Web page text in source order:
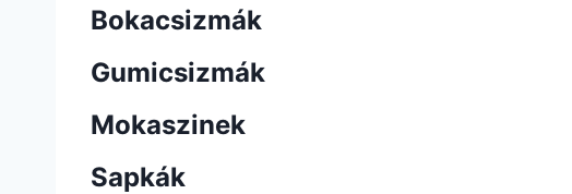
Bokacsizmák
Gumicsizmák
Mokaszinek
Sapkák